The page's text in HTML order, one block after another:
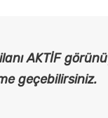
AKTİF
geçebilirsiniz.